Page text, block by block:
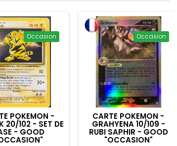
Occasion
POKEMON -
20/102 - SET DE
- GOOD
Occasion
CARTE POKEMON -
GRAHYENA 10/109 -
RUBI SAPHIR - GOOD
"OCCASION"